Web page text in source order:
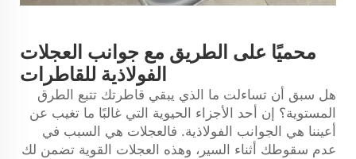
محميًا على الطريق مع جوانب العجلات
الفولاذية للقاطرات
هل سبق أن تساءلت ما الذي يبقي قاطرتك تتبع الطرق
المستوية؟ إن أحد الأجزاء الحيوية التي غالبًا ما تغيب عن
أعيننا هي الجوانب الفولاذية. فالعجلات هي السبب في
عدم سقوطك أثناء السير، وهذه العجلات القوية تضمن لك